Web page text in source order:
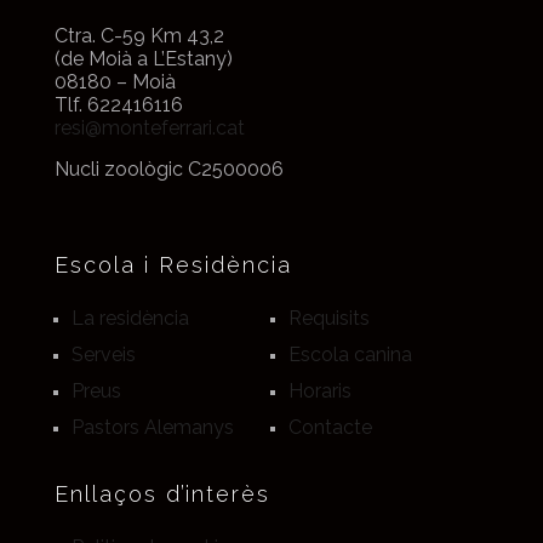
Ctra. C-59 Km 43,2
(de Moià a L’Estany)
08180 – Moià
Tlf. 622416116
resi@monteferrari.cat
Nucli zoològic C2500006
Escola i Residència
La residència
Serveis
Preus
Pastors Alemanys
Requisits
Escola canina
Horaris
Contacte
Enllaços d’interès